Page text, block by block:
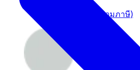
1,500 เยนขึ้นไป (รวมภาษี)